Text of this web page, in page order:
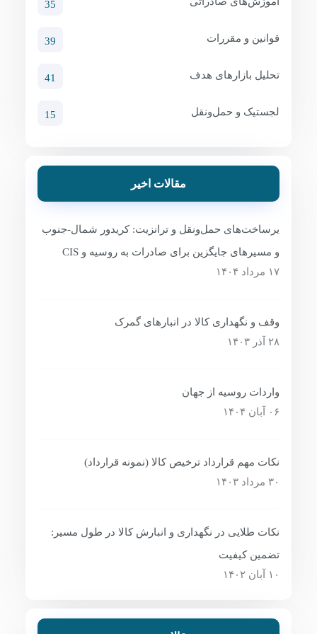
35
قوانین و مقررات 39
تحلیل بازارهای هدف 41
لجستیک و حمل‌ونقل 15
مقالات اخیر
یرساخت‌های حمل‌ونقل و ترانزیت: کریدور شمال-جنوب
و مسیرهای جایگزین برای صادرات به روسیه و CIS
۱۷ مرداد ۱۴۰۴
وقف و نگهداری کالا در انبارهای گمرک
۲۸ آذر ۱۴۰۳
واردات روسیه از جهان
۰۶ آبان ۱۴۰۴
نکات مهم قرارداد ترخیص کالا (نمونه قرارداد)
۳۰ مرداد ۱۴۰۳
نکات طلایی در نگهداری و انبارش کالا در طول مسیر:
تضمین کیفیت
۱۰ آبان ۱۴۰۲